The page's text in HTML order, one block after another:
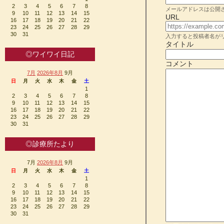
メールアドレスは公開
URL
入力すると投稿者名が
タイトル
コメント
2
3 4 5 6 7
8
9
10 11 12 13 14
15
16
17 18 19 20 21
22
23
24 25 26 27 28
29
30
31
◎ワイワイ日記
7月 2026年8月 9月
日 月 火 水 木 金 土
1
2
3 4 5 6 7
8
9
10 11 12 13 14
15
16
17 18 19 20 21
22
23
24 25 26 27 28
29
30
31
◎診療所たより
7月 2026年8月 9月
日 月 火 水 木 金 土
1
2
3 4 5 6 7
8
9
10 11 12 13 14
15
16
17 18 19 20 21
22
23
24 25 26 27 28
29
30
31